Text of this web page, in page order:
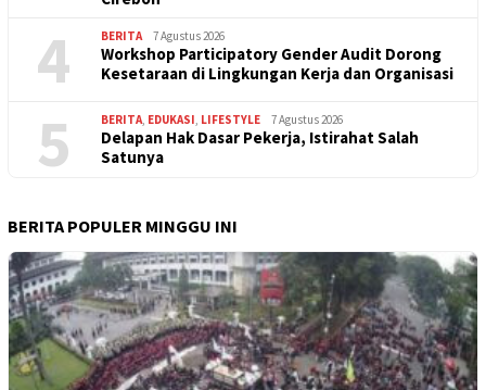
4 BERITA 7 Agustus 2026
Workshop Participatory Gender Audit Dorong
Kesetaraan di Lingkungan Kerja dan Organisasi
5 BERITA, EDUKASI, LIFESTYLE 7 Agustus 2026
Delapan Hak Dasar Pekerja, Istirahat Salah
Satunya
BERITA POPULER MINGGU INI